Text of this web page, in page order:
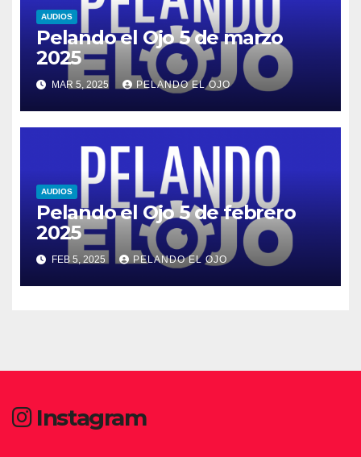
AUDIOS
Pelando el Ojo 5 de marzo
2025
MAR 5, 2025 PELANDO EL OJO
AUDIOS
Pelando el Ojo 5 de febrero
2025
FEB 5, 2025 PELANDO EL OJO
Instagram